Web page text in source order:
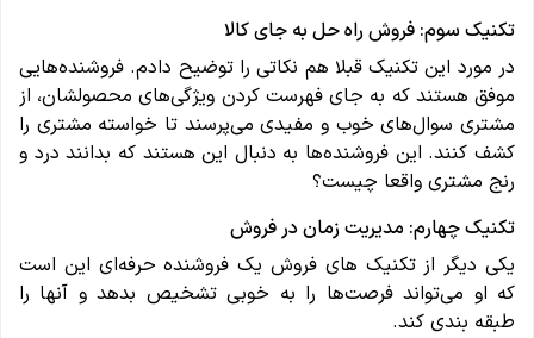
تکنیک سوم: فروش راه حل به جای کالا
در مورد این تکنیک قبلا هم نکاتی را توضیح دادم. فروشنده‌هایی
موفق هستند که به جای فهرست کردن ویژگی‌های محصولشان، از
مشتری سوال‌های خوب و مفیدی می‌پرسند تا خواسته مشتری را
کشف کنند. این فروشنده‌ها به دنبال این هستند که بدانند درد و
رنج مشتری واقعا چیست؟
تکنیک چهارم: مدیریت زمان در فروش
یکی دیگر از تکنیک های فروش یک فروشنده حرفه‌ای این است
که او می‌تواند فرصت‌ها را به خوبی تشخیص بدهد و آنها را
طبقه بندی کند.